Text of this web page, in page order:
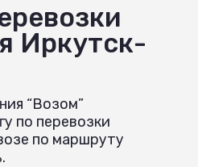
Иркутск-
“Возом”
по перевозки
по маршруту